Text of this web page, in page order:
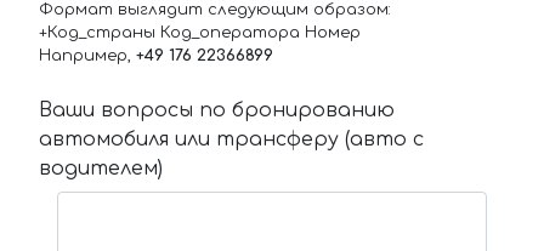
Формат выглядит следующим образом:
+Код_страны Код_оператора Номер
Например, +49 176 22366899
Ваши вопросы по бронированию
автомобиля или трансферу (авто с
водителем)